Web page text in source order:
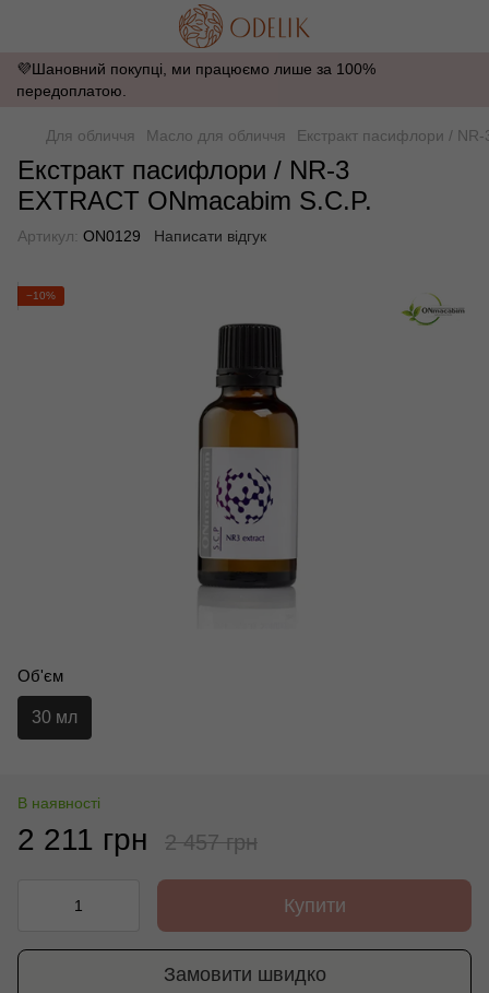
💜Шановний покупці, ми працюємо лише за 100%
передоплатою.
Для обличчя Масло для обличчя Екстракт пасифлори /
Екстракт пасифлори / NR-3
EXTRACT ONmacabim S.C.P.
Артикул: ON0129 Написати відгук
−10%
Об'єм
30 мл
В наявності
2 211 грн 2 457 грн
Купити
Замовити швидко